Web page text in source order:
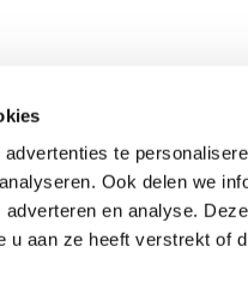
te
Ook delen we
en analyse.
u aan ze heeft verstrekt of